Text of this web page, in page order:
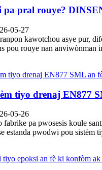
pral rouye?
05-27
kawotchou asye pur,
pou rouye nan anviwònman
tiyo drenaj EN877
05-26
fabrike pa pwosesis koule
estanda pwodwi pou